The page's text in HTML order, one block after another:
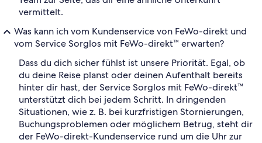
vermittelt.
Was kann ich vom Kundenservice von FeWo-direkt und
vom Service Sorglos mit FeWo-direkt™ erwarten?
Dass du dich sicher fühlst ist unsere Priorität. Egal, ob
du deine Reise planst oder deinen Aufenthalt bereits
hinter dir hast, der Service Sorglos mit FeWo-direkt™
unterstützt dich bei jedem Schritt. In dringenden
Situationen, wie z. B. bei kurzfristigen Stornierungen,
Buchungsproblemen oder möglichem Betrug, steht dir
der FeWo-direkt-Kundenservice rund um die Uhr zur